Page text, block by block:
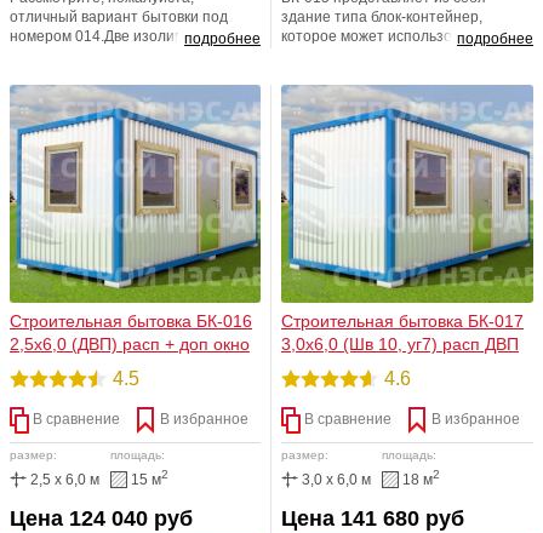
подробнее
отличный вариант бытовки под
номером 014.Две изолированные
которое открывает огромный
диапазон различных
дополнительных возможностей.
Именно в нем Вы сможете
разместить : туалетную либо
душевую комнату, кладовку, шкаф
для переодевания.
подробнее
здание типа блок-контейнер,
которое может использоваться в
сооружения. Снаружи изделие
надежно защищено от
неблагоприятных воздействий
внешний среды (профлист), а
внутри используется ДВП
Строительная бытовка БК-016
2,5х6,0 (ДВП) расп + доп окно
4.5
В сравнение В избранное
размер:
2,5 x 6,0 м
площадь:
15 м2
Цена 124 040 руб
Строительная бытовка БК-017
3,0х6,0 (Шв 10, уг7) расп ДВП
4.6
В сравнение В избранное
размер:
3,0 x 6,0 м
площадь:
18 м2
Цена 141 680 руб